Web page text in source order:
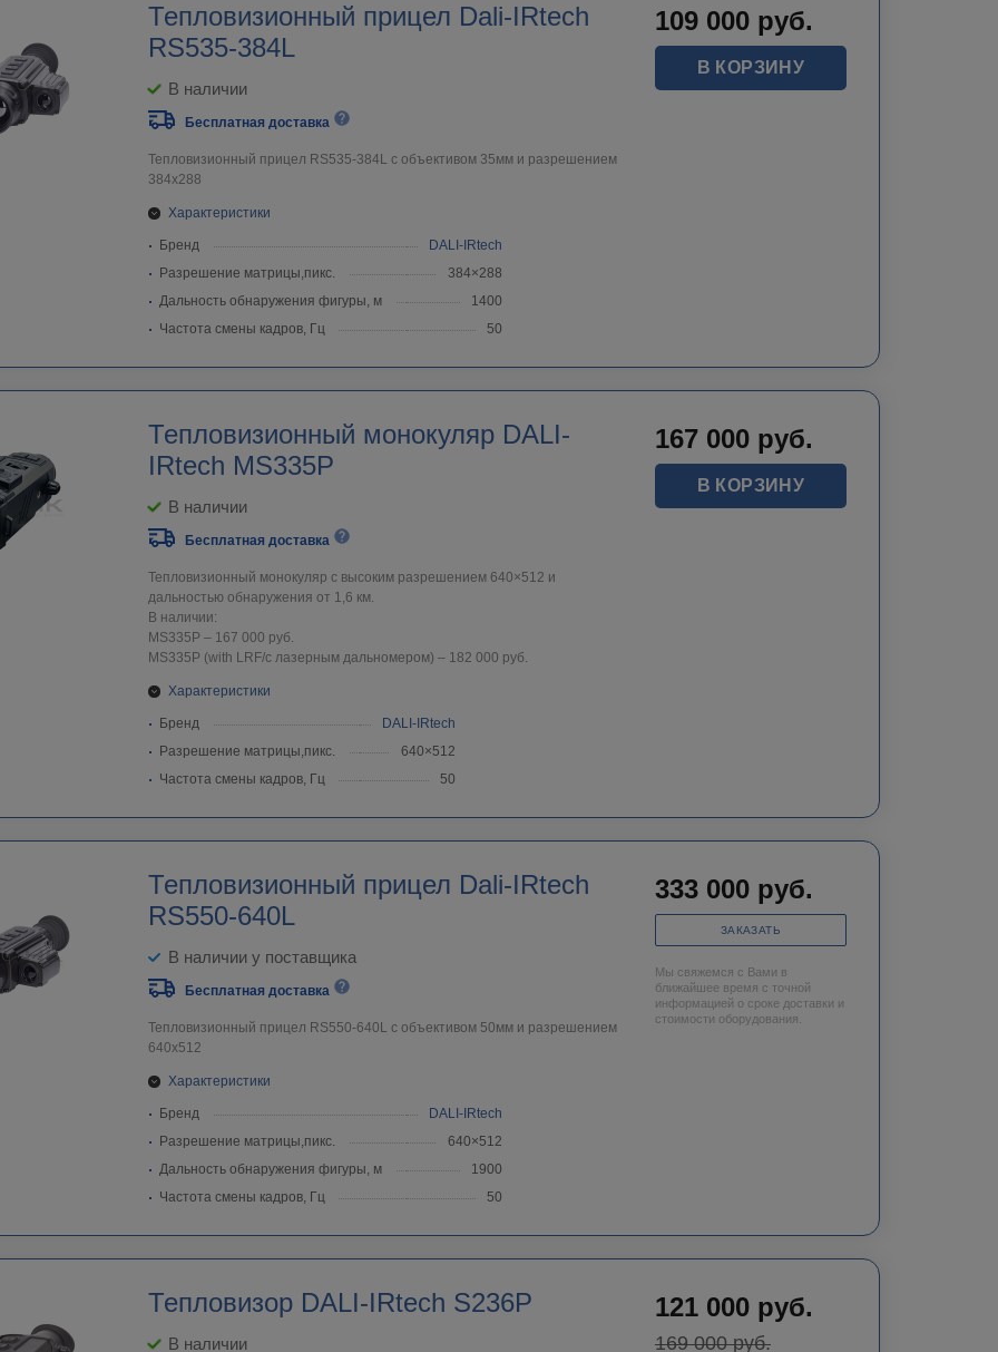
Тепловизионный прицел Dali-IRtech
RS535-384L
В наличии
Бесплатная доставка
Тепловизионный прицел RS535-384L c объективом 35мм и разрешением
384х288
Характеристики
Бренд
DALI-IRtech
Разрешение матрицы,пикс.
384×288
Дальность обнаружения фигуры, м
1400
Частота смены кадров, Гц
50
109 000 руб.
В КОРЗИНУ
Тепловизионный монокуляр DALI-
IRtech MS335P
В наличии
Бесплатная доставка
Тепловизионный монокуляр с высоким разрешением 640×512 и
дальностью обнаружения от 1,6 км.
В наличии:
MS335P – 167 000 руб.
MS335P (with LRF/с лазерным дальномером) – 182 000 руб.
Характеристики
Бренд
DALI-IRtech
Разрешение матрицы,пикс.
640×512
Частота смены кадров, Гц
50
167 000 руб.
В КОРЗИНУ
Тепловизионный прицел Dali-IRtech
RS550-640L
В наличии у поставщика
Бесплатная доставка
Тепловизионный прицел RS550-640L c объективом 50мм и разрешением
640х512
Характеристики
Бренд
DALI-IRtech
Разрешение матрицы,пикс.
640×512
Дальность обнаружения фигуры, м
1900
Частота смены кадров, Гц
50
333 000 руб.
ЗАКАЗАТЬ
Мы свяжемся с Вами в
ближайшее время с точной
информацией о сроке доставки и
стоимости оборудования.
Тепловизор DALI-IRtech S236P
В наличии
121 000 руб.
169 000руб.